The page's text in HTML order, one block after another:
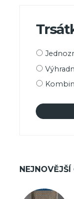
Možnosti
NEJNOVĚJŠÍ